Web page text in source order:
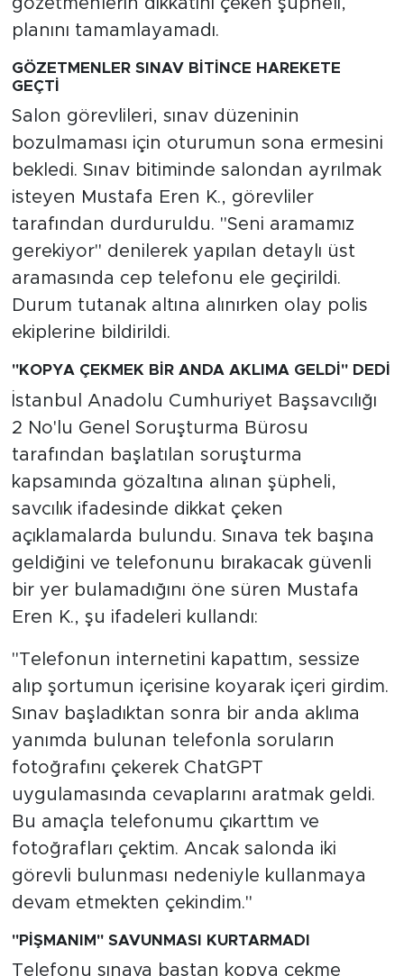
planını tamamlayamadı.
GÖZETMENLER SINAV BİTİNCE HAREKETE
GEÇTİ
Salon görevlileri, sınav düzeninin
bozulmaması için oturumun sona ermesini
bekledi. Sınav bitiminde salondan ayrılmak
isteyen Mustafa Eren K., görevliler
tarafından durduruldu. "Seni aramamız
gerekiyor" denilerek yapılan detaylı üst
aramasında cep telefonu ele geçirildi.
Durum tutanak altına alınırken olay polis
ekiplerine bildirildi.
"KOPYA ÇEKMEK BİR ANDA AKLIMA GELDİ" DEDİ
İstanbul Anadolu Cumhuriyet Başsavcılığı
2 No'lu Genel Soruşturma Bürosu
tarafından başlatılan soruşturma
kapsamında gözaltına alınan şüpheli,
savcılık ifadesinde dikkat çeken
açıklamalarda bulundu. Sınava tek başına
geldiğini ve telefonunu bırakacak güvenli
bir yer bulamadığını öne süren Mustafa
Eren K., şu ifadeleri kullandı:
"Telefonun internetini kapattım, sessize
alıp şortumun içerisine koyarak içeri girdim.
Sınav başladıktan sonra bir anda aklıma
yanımda bulunan telefonla soruların
fotoğrafını çekerek ChatGPT
uygulamasında cevaplarını aratmak geldi.
Bu amaçla telefonumu çıkarttım ve
fotoğrafları çektim. Ancak salonda iki
görevli bulunması nedeniyle kullanmaya
devam etmekten çekindim."
"PİŞMANIM" SAVUNMASI KURTARMADI
Telefonu sınava baştan kopya çekme